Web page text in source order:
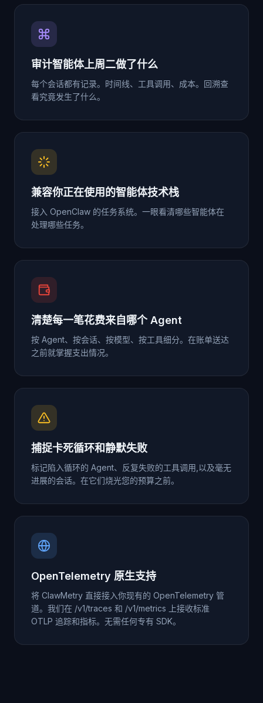
审计智能体上周二做了什么
每个会话都有记录。时间线、工具调用、成本。回溯查
看究竟发生了什么。
兼容你正在使用的智能体技术栈
接入 OpenClaw 的任务系统。一眼看清哪些智能体在
处理哪些任务。
清楚每一笔花费来自哪个 Agent
按 Agent、按会话、按模型、按工具细分。在账单送达
之前就掌握支出情况。
捕捉卡死循环和静默失败
标记陷入循环的 Agent、反复失败的工具调用,以及毫无
进展的会话。在它们烧光您的预算之前。
OpenTelemetry 原生支持
将 ClawMetry 直接接入你现有的 OpenTelemetry 管
道。我们在 /v1/traces 和 /v1/metrics 上接收标准
OTLP 追踪和指标。无需任何专有 SDK。